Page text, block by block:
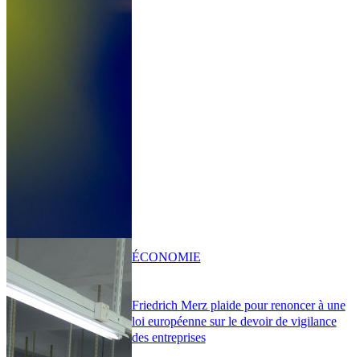
Friedrich Merz plaide pour renoncer à une
loi européenne sur le devoir de vigilance
des entreprises
ÉCONOMIE